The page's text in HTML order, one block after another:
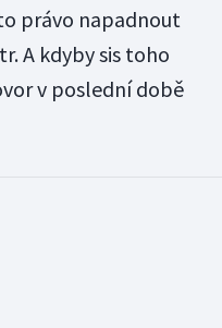
právo napadnout
A kdyby sis toho
v poslední době